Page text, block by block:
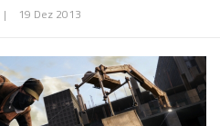
| 19 Dez 2013